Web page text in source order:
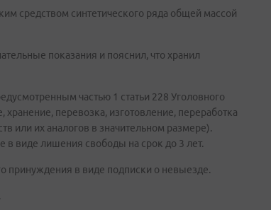
средством синтетического ряда общей массой
показания и пояснил, что хранил
частью 1 статьи 228 Уголовного
перевозка, изготовление, переработка
или их аналогов в значительном размере).
в виде лишения свободы на срок до 3 лет.
принуждения в виде подписки о невыезде.